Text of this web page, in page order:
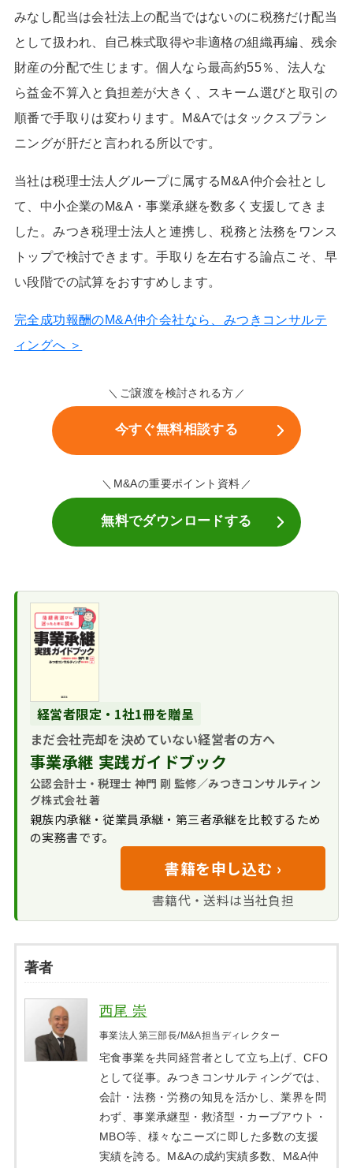
みなし配当は会社法上の配当ではないのに税務だけ配当
として扱われ、自己株式取得や非適格の組織再編、残余
財産の分配で生じます。個人なら最高約55％、法人な
ら益金不算入と負担差が大きく、スキーム選びと取引の
順番で手取りは変わります。M&Aではタックスプラン
ニングが肝だと言われる所以です。
当社は税理士法人グループに属するM&A仲介会社とし
て、中小企業のM&A・事業承継を数多く支援してきま
した。みつき税理士法人と連携し、税務と法務をワンス
トップで検討できます。手取りを左右する論点こそ、早
い段階での試算をおすすめします。
完全成功報酬のM&A仲介会社なら、みつきコンサルテ
ィングへ ＞
ご譲渡を検討される方
今すぐ無料相談する
M&Aの重要ポイント資料
無料でダウンロードする
経営者限定・1社1冊を贈呈
まだ会社売却を決めていない経営者の方へ
事業承継 実践ガイドブック
公認会計士・税理士 神門 剛 監修／みつきコンサルティン
グ株式会社 著
親族内承継・従業員承継・第三者承継を比較するため
の実務書です。
書籍を申し込む ›
書籍代・送料は当社負担
著者
西尾 崇
事業法人第三部長/M&A担当ディレクター
宅食事業を共同経営者として立ち上げ、CFO
として従事。みつきコンサルティングでは、
会計・法務・労務の知見を活かし、業界を問
わず、事業承継型・救済型・カーブアウト・
MBO等、様々なニーズに即した多数の支援
実績を誇る。M&Aの成約実績多数、M&A仲